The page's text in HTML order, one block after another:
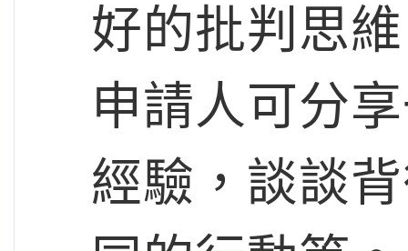
好的批判思
申請人可分
經驗，談談